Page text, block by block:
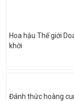
Hoa hậu Thế giới
khởi
Đánh thức hoàng